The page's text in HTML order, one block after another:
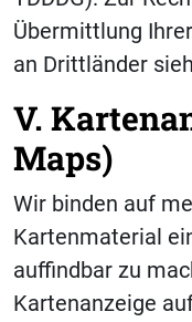
Übermittlung
an Drittländer
V.
Maps)
Wir binden auf
Kartenmaterial
auffindbar zu
Kartenanzeige